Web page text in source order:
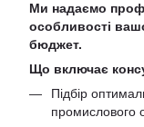
Ми надаємо
особливості
бюджет.
Що включає
Підбір
промислового